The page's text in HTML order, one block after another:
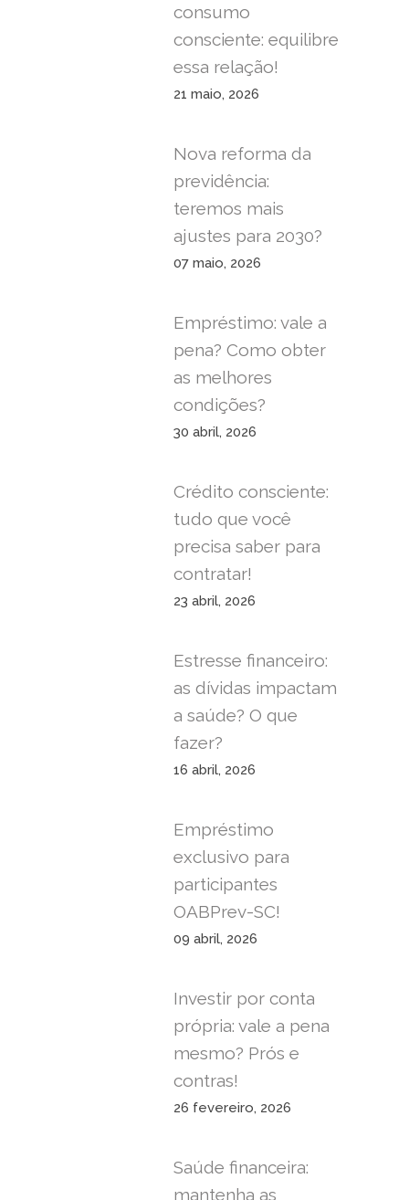
consumo
consciente: equilibre
essa relação!
21 maio, 2026
Nova reforma da
previdência:
teremos mais
ajustes para 2030?
07 maio, 2026
Empréstimo: vale a
pena? Como obter
as melhores
condições?
30 abril, 2026
Crédito consciente:
tudo que você
precisa saber para
contratar!
23 abril, 2026
Estresse financeiro:
as dívidas impactam
a saúde? O que
fazer?
16 abril, 2026
Empréstimo
exclusivo para
participantes
OABPrev-SC!
09 abril, 2026
Investir por conta
própria: vale a pena
mesmo? Prós e
contras!
26 fevereiro, 2026
Saúde financeira:
mantenha as